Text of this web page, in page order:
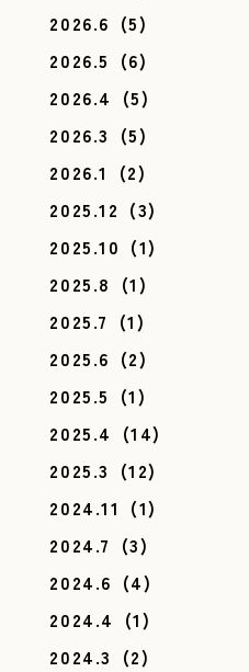
2026.6 (5)
2026.5 (6)
2026.4 (5)
2026.3 (5)
2026.1
(2)
2025.12 (3)
2025.10 (1)
2025.8 (1)
2025.7 (1)
2025.6 (2)
2025.5 (1)
2025.4 (14)
2025.3 (12)
2024.11 (1)
2024.7 (3)
2024.6 (4)
2024.4 (1)
2024.3 (2)